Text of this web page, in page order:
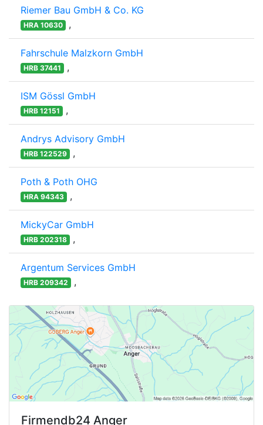
Riemer Bau GmbH & Co. KG
HRA 10630 ,
Fahrschule Malzkorn GmbH
HRB 37441 ,
ISM Gössl GmbH
HRB 12151 ,
Andrys Advisory GmbH
HRB 122529 ,
Poth & Poth OHG
HRA 94343 ,
MickyCar GmbH
HRB 202318 ,
Argentum Services GmbH
HRB 209342 ,
Firmendb24 Anger